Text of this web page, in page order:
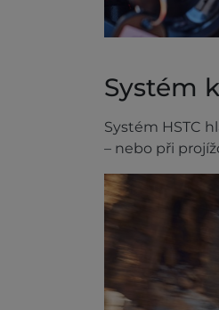
Systém
Systém HSTC
– nebo při